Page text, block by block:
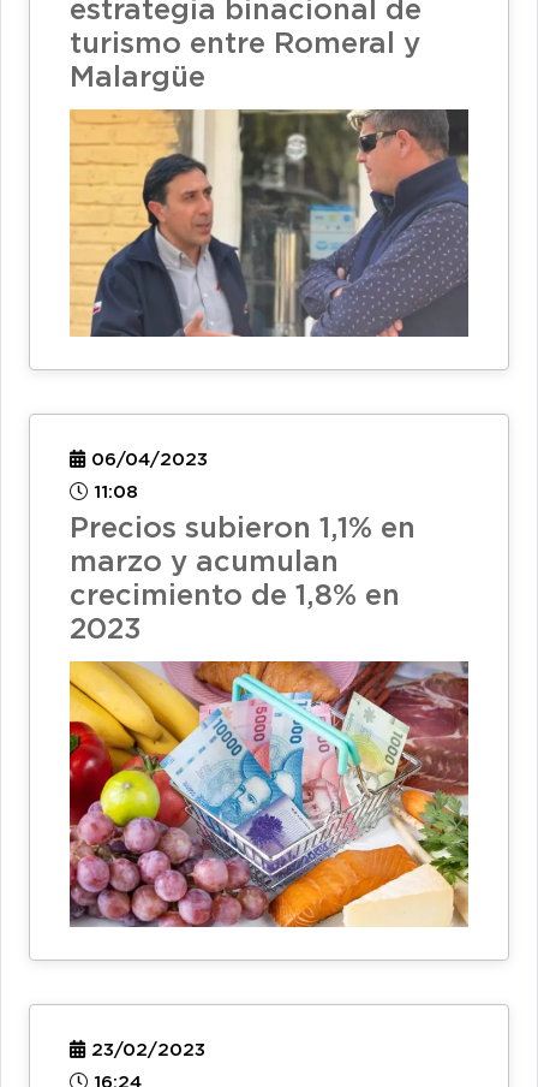
estrategia binacional de
turismo entre Romeral y
Malargüe
06/04/2023
11:08
Precios subieron 1,1% en
marzo y acumulan
crecimiento de 1,8% en
2023
23/02/2023
16:24